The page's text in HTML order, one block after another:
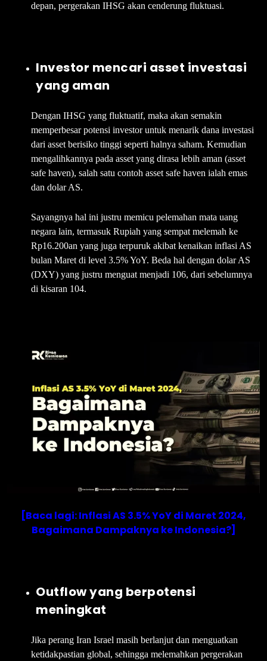
depan, pergerakan IHSG akan cenderung fluktuasi.
Investor mencari asset investasi
yang aman
Dengan IHSG yang fluktuatif, maka akan semakin
memperbesar potensi investor untuk menarik dana investasi
dari asset berisiko tinggi seperti halnya saham. Kemudian
mengalihkannya pada asset yang dirasa lebih aman (asset
safe haven), salah satu contoh asset safe haven ialah emas
dan dolar AS.
Sayangnya hal ini justru memicu pelemahan mata uang
negara lain, termasuk Rupiah yang sempat melemah ke
Rp16.200an yang juga terpuruk akibat kenaikan inflasi AS
bulan Maret di level 3.5% YoY. Beda hal dengan dolar AS
(DXY) yang justru menguat menjadi 106, dari sebelumnya
di kisaran 104.
[Baca lagi: Inflasi AS 3.5% YoY di Maret 2024,
Bagaimana Dampaknya ke Indonesia?]
Outflow yang berpotensi
meningkat
Jika perang Iran Israel masih berlanjut dan menguatkan
ketidakpastian global, sehingga melemahkan pergerakan